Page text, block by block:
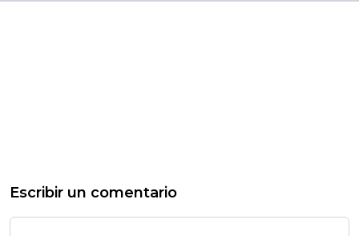
Escribir un comentario